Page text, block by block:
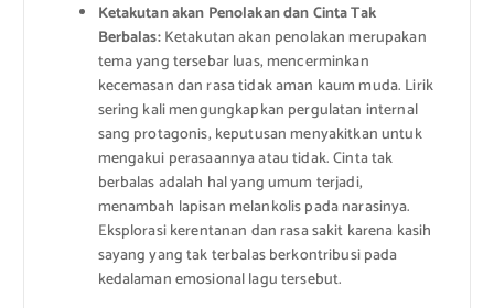
Ketakutan akan Penolakan dan Cinta Tak
Berbalas:Ketakutan akan penolakan merupakan
tema yang tersebar luas, mencerminkan
kecemasan dan rasa tidak aman kaum muda. Lirik
sering kali mengungkapkan pergulatan internal
sang protagonis, keputusan menyakitkan untuk
mengakui perasaannya atau tidak. Cinta tak
berbalas adalah hal yang umum terjadi,
menambah lapisan melankolis pada narasinya.
Eksplorasi kerentanan dan rasa sakit karena kasih
sayang yang tak terbalas berkontribusi pada
kedalaman emosional lagu tersebut.